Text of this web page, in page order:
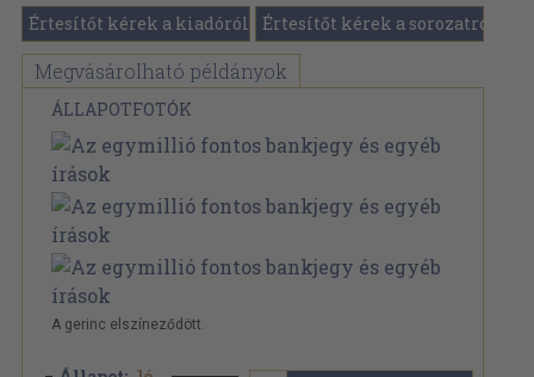
Értesítőt kérek a kiadóról Értesítőt kérek a sorozatról
Megvásárolható példányok
ÁLLAPOTFOTÓK
A gerinc elszíneződött.